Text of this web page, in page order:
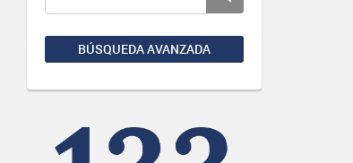
BÚSQUEDA AVANZADA